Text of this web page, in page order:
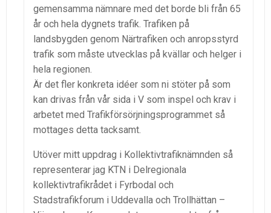
gemensamma nämnare med det borde bli från 65
år och hela dygnets trafik. Trafiken på
landsbygden genom Närtrafiken och anropsstyrd
trafik som måste utvecklas på kvällar och helger i
hela regionen.
Är det fler konkreta idéer som ni stöter på som
kan drivas från vår sida i V som inspel och krav i
arbetet med Trafikförsörjningsprogrammet så
mottages detta tacksamt.
Utöver mitt uppdrag i Kollektivtrafiknämnden så
representerar jag KTN i Delregionala
kollektivtrafikrådet i Fyrbodal och
Stadstrafikforum i Uddevalla och Trollhättan –